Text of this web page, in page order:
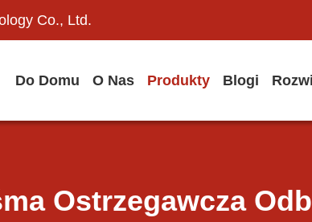
Co., Ltd.
Do Domu O Nas Produkty Blogi
Ostrzegawcza